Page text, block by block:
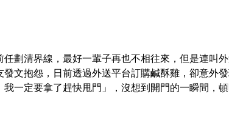
劃清界線，最好一輩子再也不相往來，但是連叫
文抱怨，日前透過外送平台訂購鹹酥雞，卻意外
一定要拿了趕快甩門」，沒想到開門的一瞬間，